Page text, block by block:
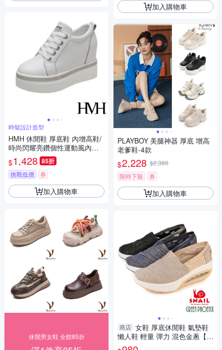
時髦設計造型
HMH 休閒鞋 厚底鞋 內增高鞋/
時尚閃耀亮鑽個性運動風內增
高休閒鞋 白
$1,428 85折
挑戰低價 券
加入購物車
休閒男女鞋 全館85折
加入購物車
PLAYBOY 美腿神器 厚底 增高
老爹鞋-4款
$2,228 $2,380
限時下殺
券
加入購物車
商店 女鞋 厚底休閒鞋 氣墊鞋
懶人鞋 輕量 彈力 混色金蔥【G
REEN PHOENIX 波兒德】SNA